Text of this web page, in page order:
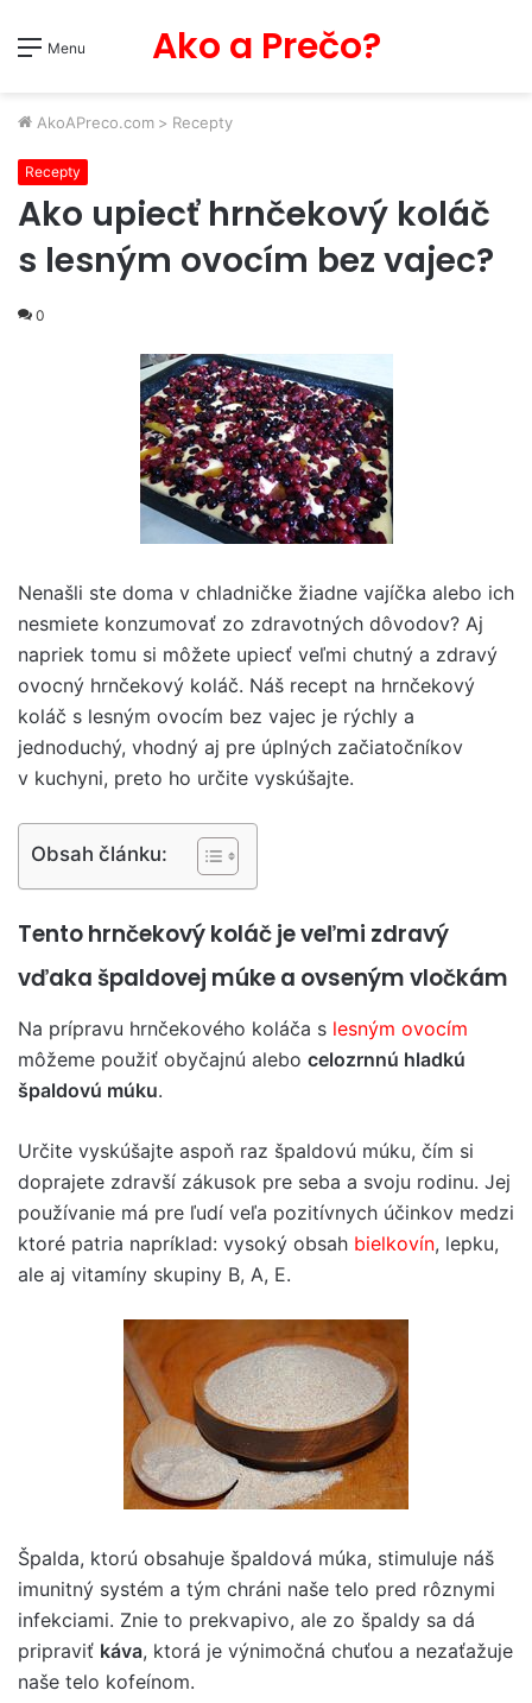
Menu Ako a Prečo?
AkoAPreco.com > Recepty
Recepty
Ako upiecť hrnčekový koláč
s lesným ovocím bez vajec?
0
Nenašli ste doma v chladničke žiadne vajíčka alebo ich
nesmiete konzumovať zo zdravotných dôvodov? Aj
napriek tomu si môžete upiecť veľmi chutný a zdravý
ovocný hrnčekový koláč. Náš recept na hrnčekový
koláč s lesným ovocím bez vajec je rýchly a
jednoduchý, vhodný aj pre úplných začiatočníkov
v kuchyni, preto ho určite vyskúšajte.
Obsah článku:
Tento hrnčekový koláč je veľmi zdravý
vďaka špaldovej múke a ovseným vločkám
Na prípravu hrnčekového koláča s lesným ovocím
môžeme použiť obyčajnú alebo celozrnnú hladkú
špaldovú múku.
Určite vyskúšajte aspoň raz špaldovú múku, čím si
doprajete zdravší zákusok pre seba a svoju rodinu. Jej
používanie má pre ľudí veľa pozitívnych účinkov medzi
ktoré patria napríklad: vysoký obsah bielkovín, lepku,
ale aj vitamíny skupiny B, A, E.
Špalda, ktorú obsahuje špaldová múka, stimuluje náš
imunitný systém a tým chráni naše telo pred rôznymi
infekciami. Znie to prekvapivo, ale zo špaldy sa dá
pripraviť káva, ktorá je výnimočná chuťou a nezaťažuje
naše telo kofeínom.